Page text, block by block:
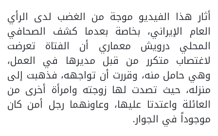
أثار هذا الفيديو موجة من الغضب لدى الرأي
العام الإيراني، بخاصة بعدما كشف الصحافي
المحلي درويش معماري أن الفتاة تعرضت
لاغتصاب متكرر من قبل مديرها في العمل،
وهي حامل منه، وقررت أن تواجهه، فذهبت إلى
منزله، حيث تصدت لها زوجته وامرأة أخرى من
العائلة واعتدتا عليها، وعاونهما رجل أمن كان
موجوداً في الجوار.